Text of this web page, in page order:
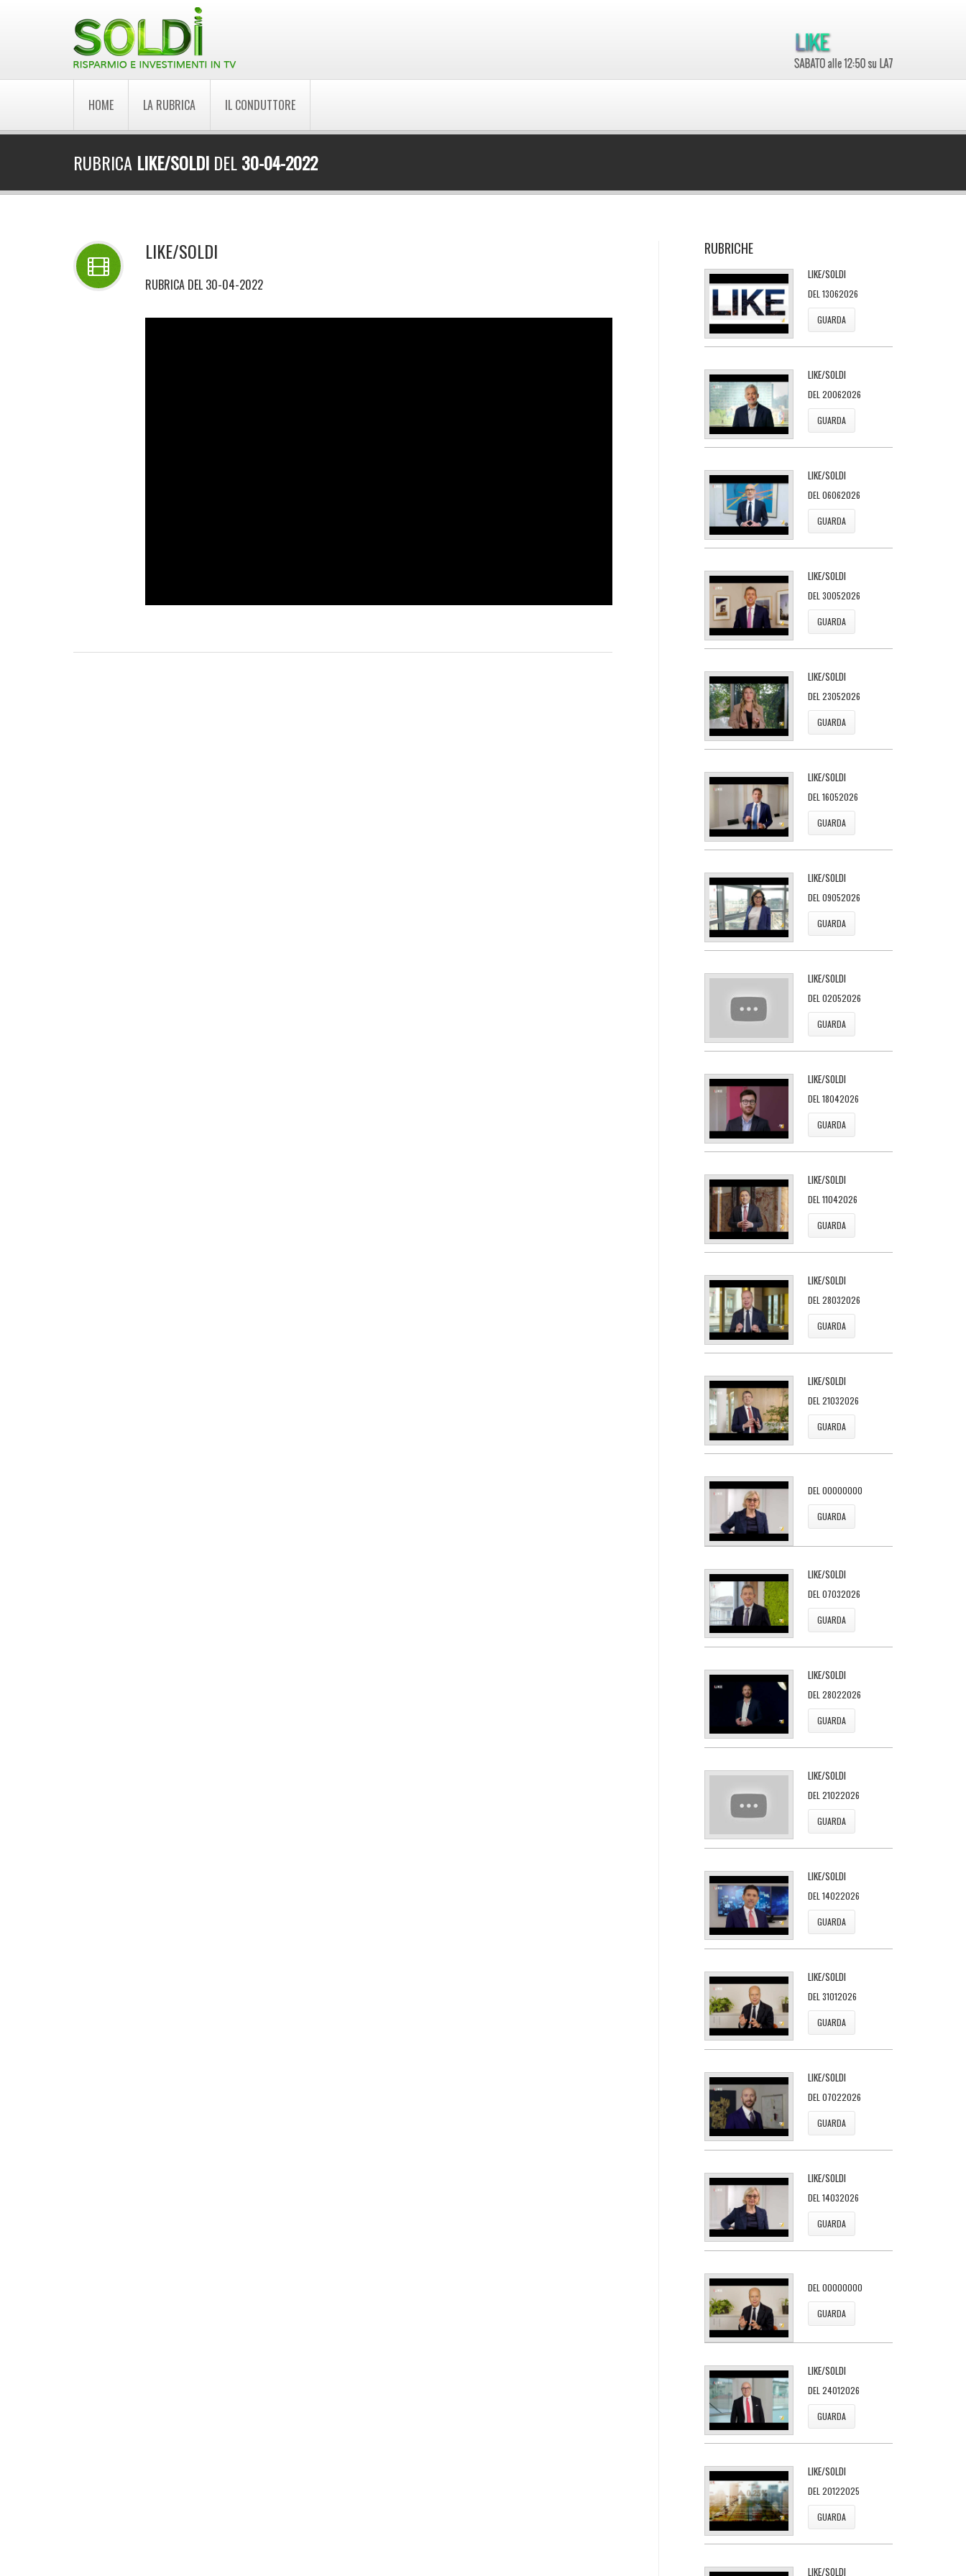
HOME LA RUBRICA IL CONDUTTORE
RUBRICA LIKE/SOLDI DEL30-04-2022
LIKE/SOLDI
RUBRICA DEL 30-04-2022
RUBRICHE
LIKE/SOLDI
DEL 13062026
GUARDA
LIKE/SOLDI
DEL 20062026
GUARDA
LIKE/SOLDI
DEL 06062026
GUARDA
LIKE/SOLDI
DEL 30052026
GUARDA
LIKE/SOLDI
DEL 23052026
GUARDA
LIKE/SOLDI
DEL 16052026
GUARDA
LIKE/SOLDI
DEL 09052026
GUARDA
LIKE/SOLDI
DEL 02052026
GUARDA
LIKE/SOLDI
DEL 18042026
GUARDA
LIKE/SOLDI
DEL 11042026
GUARDA
LIKE/SOLDI
DEL 28032026
GUARDA
LIKE/SOLDI
DEL 21032026
GUARDA
DEL 00000000
GUARDA
LIKE/SOLDI
DEL 07032026
GUARDA
LIKE/SOLDI
DEL 28022026
GUARDA
LIKE/SOLDI
DEL 21022026
GUARDA
LIKE/SOLDI
DEL 14022026
GUARDA
LIKE/SOLDI
DEL 31012026
GUARDA
LIKE/SOLDI
DEL 07022026
GUARDA
LIKE/SOLDI
DEL 14032026
GUARDA
DEL 00000000
GUARDA
LIKE/SOLDI
DEL 24012026
GUARDA
LIKE/SOLDI
DEL 20122025
GUARDA
LIKE/SOLDI